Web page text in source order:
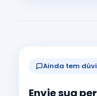
Ainda tem
Envie sua